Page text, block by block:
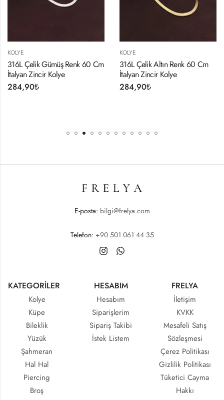
Renk 60 Cm
Kolye
316L Çelik Altın Renk 60 Cm
İtalyan Zincir Kolye
Acil
E-posta: bilgi@frelya.com
Telefon: +90 501 061 44 35
KATEGORİLER
Kolye
Küpe
Bileklik
Yüzük
Şahmeran
Hal Hal
Piercing
Broş
HESABIM
Hesabım
Siparişlerim
Sipariş Takibi
İstek Listem
FRELYA
İletişim
KVKK
Mesafeli Satış
Sözleşmesi
Çerez Politikası
Gizlilik Politikası
Tüketici Cayma
Hakkı